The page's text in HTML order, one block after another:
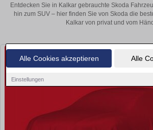
Alle Cookies akzeptieren Alle
Einstellungen
Entdecken Sie in Kalkar gebrauchte Skoda
hin zum SUV – hier finden Sie von Skoda die
Kalkar von privat und vom